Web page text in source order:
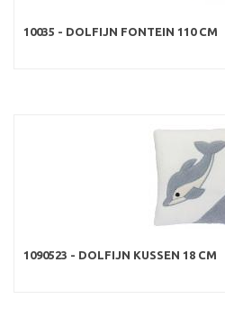
10035 - DOLFIJN FONTEIN 110 CM
1090523 - DOLFIJN KUSSEN 18 CM